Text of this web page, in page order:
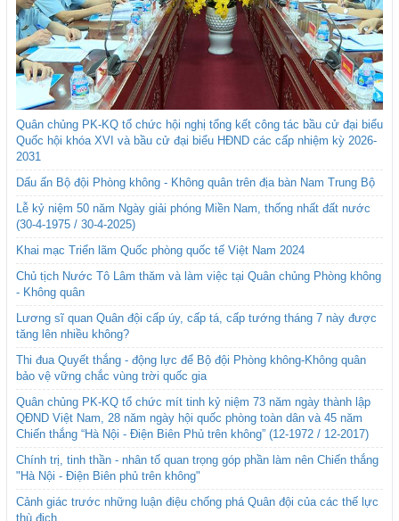
Quân chủng PK-KQ tổ chức hội nghị tổng kết công tác bầu cử đại biểu
Quốc hội khóa XVI và bầu cử đại biểu HĐND các cấp nhiệm kỳ 2026-
2031
Dấu ấn Bộ đội Phòng không - Không quân trên địa bàn Nam Trung Bộ
Lễ kỷ niệm 50 năm Ngày giải phóng Miền Nam, thống nhất đất nước
(30-4-1975 / 30-4-2025)
Khai mạc Triển lãm Quốc phòng quốc tế Việt Nam 2024
Chủ tịch Nước Tô Lâm thăm và làm việc tại Quân chủng Phòng không
- Không quân
Lương sĩ quan Quân đội cấp úy, cấp tá, cấp tướng tháng 7 này được
tăng lên nhiều không?
Thi đua Quyết thắng - động lực để Bộ đội Phòng không-Không quân
bảo vệ vững chắc vùng trời quốc gia
Quân chủng PK-KQ tổ chức mít tinh kỷ niệm 73 năm ngày thành lập
QĐND Việt Nam, 28 năm ngày hội quốc phòng toàn dân và 45 năm
Chiến thắng “Hà Nội - Điện Biên Phủ trên không” (12-1972 / 12-2017)
Chính trị, tinh thần - nhân tố quan trọng góp phần làm nên Chiến thắng
"Hà Nội - Điện Biên phủ trên không"
Cảnh giác trước những luận điệu chống phá Quân đội của các thế lực
thù địch